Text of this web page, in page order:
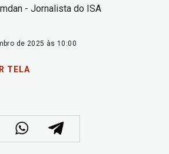
- Jornalista do ISA
de 2025 às 10:00
TELA